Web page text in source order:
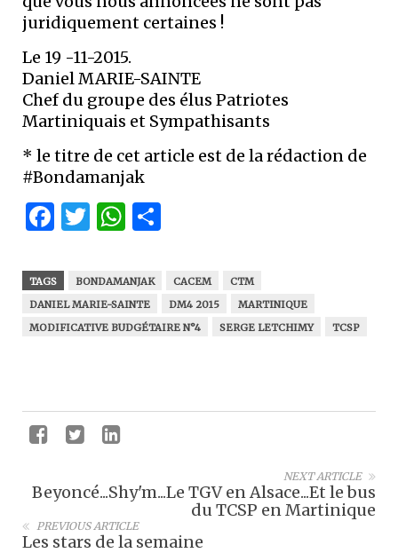
juridiquement certaines !
Le 19 -11-2015.
Daniel MARIE-SAINTE
Chef du groupe des élus Patriotes
Martiniquais et Sympathisants
* le titre de cet article est de la rédaction de
#Bondamanjak
Facebook
Twitter
WhatsApp
TAGS BONDAMANJAK CACEM
CTM
DANIEL MARIE-SAINTE
DM4 2015
MARTINIQUE
MODIFICATIVE BUDGÉTAIRE N°4
SERGE LETCHIMY TCSP
NEXT ARTICLE
Beyoncé...Shy'm...Le TGV en Alsace...Et le bus
du TCSP en Martinique
PREVIOUS ARTICLE
Les stars de la semaine